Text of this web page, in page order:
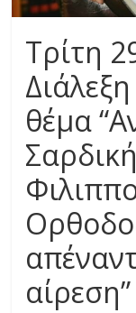
Τρίτη
θέμα
αίρεση”